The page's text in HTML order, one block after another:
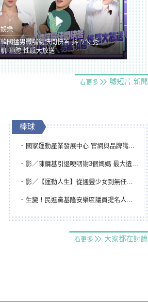
娛樂
韓國猛男微喘氣快問快答 抖ㄋㄟ 秀
肌 頂胯 性感大放送
看更多 噓短片 新聞
棒球
國家運動產業發展中心 官網與品牌識別標誌重磅啟用
影／陳鏞基引退哽咽謝3個媽媽 最大遺憾無緣大聯盟
影／【運動人生】從通靈少女到無任所大使 劉柏君女裁判人生國際發光
生變！民進黨基隆安樂區議員提名人黃永翔突被除名 將另提他人
看更多 大家都在討論